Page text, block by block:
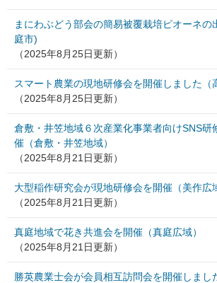
まにわぶどう部会の簡易被覆栽培ピオーネの
庭市)
（2025年8月25日更新）
スマート農業の現地研修会を開催しました（
（2025年8月25日更新）
倉敷・井笠地域６次産業化事業者向けSNS研
催（倉敷・井笠地域）
（2025年8月21日更新）
大型稲作研究会が現地研修会を開催（美作広
（2025年8月21日更新）
真庭地域で花き共進会を開催（真庭広域）
（2025年8月21日更新）
勝英農業士会が会員相互訪問会を開催しまし